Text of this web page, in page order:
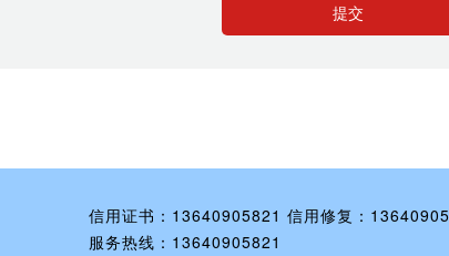
提交
信用证书：13640905821 信用修复：
服务热线：13640905821